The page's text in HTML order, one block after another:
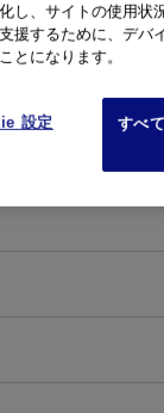
し、サイトの使用状
援するために、デバ
とになります。
設定
すべ